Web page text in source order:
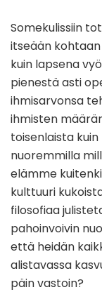
Somekulissiin
itseään
kuin lapsena
pienestä asti
ihmisarvonsa
ihmisten
toisenlaista
nuoremmilla
elämme
kulttuuri
filosofiaa
pahoinvoivin
että heidän
alistavassa
päin vastoin?